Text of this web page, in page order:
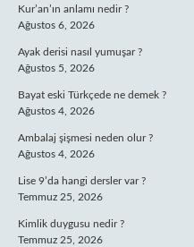
Kur’an’ın anlamı nedir ?
Ağustos 6, 2026
Ayak derisi nasıl yumuşar ?
Ağustos 5, 2026
Bayat eski Türkçede ne demek ?
Ağustos 4, 2026
Ambalaj şişmesi neden olur ?
Ağustos 4, 2026
Lise 9’da hangi dersler var ?
Temmuz 25, 2026
Kimlik duygusu nedir ?
Temmuz 25, 2026